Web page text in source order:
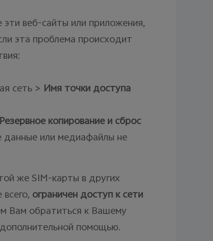
веб-сайты или приложения,
эта проблема происходит
сеть > Имя точки доступа
копирование и сброс
данные или медиафайлы не
же SIM-карты в других
ограничен доступ к сети
Вам обратиться к Вашему
помощью.